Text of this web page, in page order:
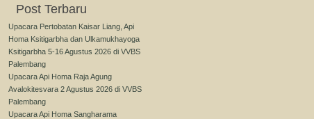
Post Terbaru
Upacara Pertobatan Kaisar Liang, Api
Homa Ksitigarbha dan Ulkamukhayoga
Ksitigarbha 5-16 Agustus 2026 di VVBS
Palembang
Upacara Api Homa Raja Agung
Avalokitesvara 2 Agustus 2026 di VVBS
Palembang
Upacara Api Homa Sangharama